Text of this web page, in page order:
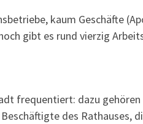
kaum Geschäfte
gibt es rund vierzig
frequentiert: dazu
des Rathauses,